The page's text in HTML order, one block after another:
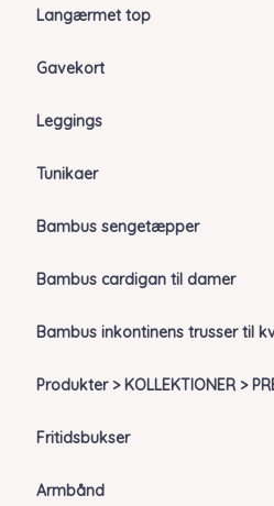
Langærmet top
Gavekort
Leggings
Tunikaer
Bambus sengetæpper
Bambus cardigan til damer
Bambus inkontinens trusser til
Produkter > KOLLEKTIONER >
Fritidsbukser
Armbånd